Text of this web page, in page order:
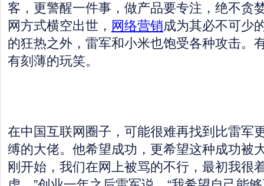
客，更警醒一件事，做产品要专注，绝不贪
网方式横空出世， 网络营销成为其必不可少
的狂热之外，雷军和小米也饱受各种攻击。
有刻薄的玩笑。
在中国互联网圈子，可能很难再找到比雷军
缚的大佬。他希望成功，更希望这种成功被
刚开始，我们在网上被骂的不行，最初我很